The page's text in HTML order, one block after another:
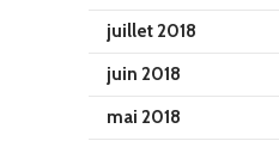
juillet 2018
juin 2018
mai 2018